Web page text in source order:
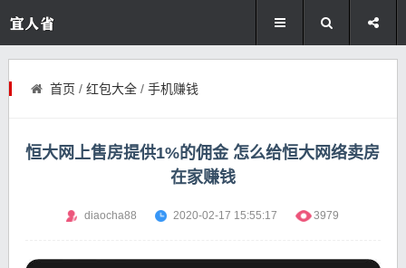
首页 / 红包大全/ 手机赚钱
恒大网上售房提供1%的佣金 怎么给恒大网络卖房
在家赚钱
diaocha88 2020-02-17 15:55:17 3979